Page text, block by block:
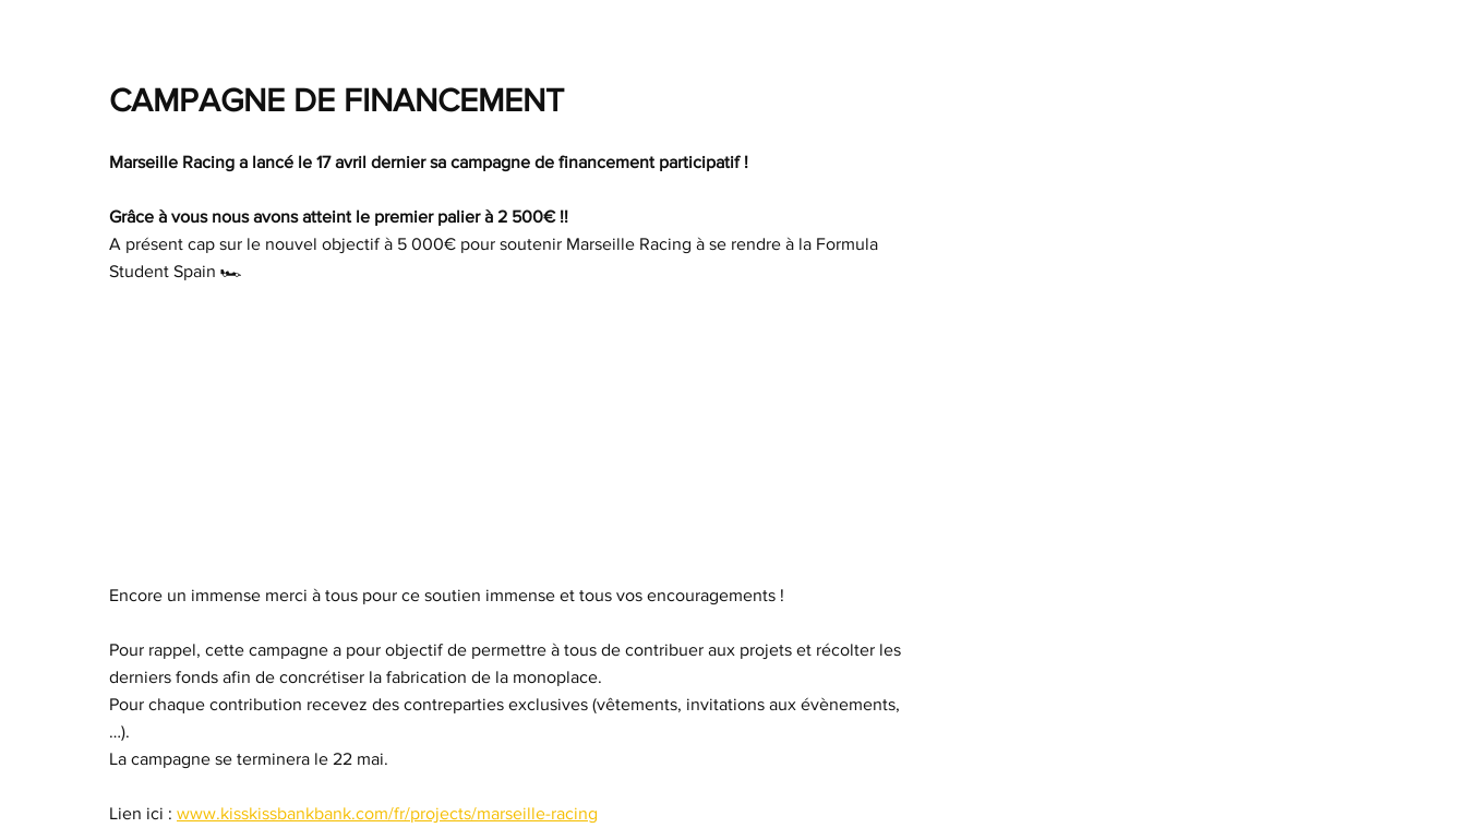
CAMPAGNE DE FINANCEMENT
Marseille Racing a lancé le 17 avril dernier sa campagne de financement participatif !
Grâce à vous nous avons atteint le premier palier à 2 500€ !!
A présent cap sur le nouvel objectif à 5 000€ pour soutenir Marseille Racing à se rendre à la Formula
Student Spain 🏎
Encore un immense merci à tous pour ce soutien immense et tous vos encouragements !
Pour rappel, cette campagne a pour objectif de permettre à tous de contribuer aux projets et récolter les
derniers fonds afin de concrétiser la fabrication de la monoplace.
Pour chaque contribution recevez des contreparties exclusives (vêtements, invitations aux évènements,
…).
La campagne se terminera le 22 mai.
Lien ici : www.kisskissbankbank.com/fr/projects/marseille-racing